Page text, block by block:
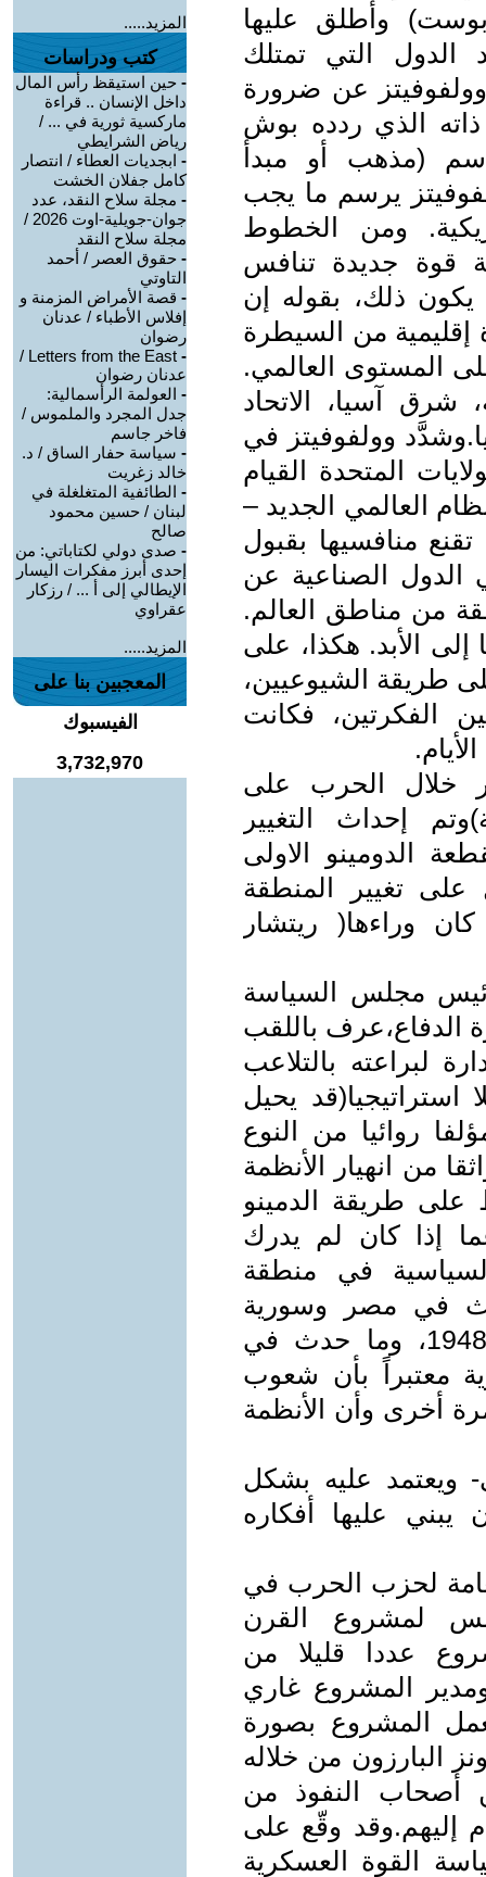
وأطلق عليها
الدول التي تمتلك
عن ضرورة
ذاته الذي ردده بوش
(مذهب أو مبدأ
راح بول وولفوفيتز يرسم ما يجب
ومن الخطوط
قوة جديدة تنافس
ذلك، بقوله إن
إقليمية من السيطرة
المستوى العالمي.
شرق آسيا، الاتحاد
وولفوفيتز في
المتحدة القيام
العالمي الجديد –
منافسيها بقبول
الدول الصناعية عن
من مناطق العالم.
الأبد. هكذا، على
طريقة الشيوعيين،
الفكرتين، فكانت
خلال الحرب على
إحداث التغيير
الدومينو الاولى
تغيير المنطقة
وراءها( ريتشار
مجلس السياسة
الدفاع،عرف باللقب
لبراعته بالتلاعب
استراتيجيا(قد يحيل
روائيا من النوع
من انهيار الأنظمة
طريقة الدمينو
إذا كان لم يدرك
في منطقة
في مصر وسورية
والعراق من انقلابات بعد نكبة عام1948، وما حدث في
معتبراً بأن شعوب
أخرى وأن الأنظمة
ويعتمد عليه بشكل
عليها أفكاره
لحزب الحرب في
لمشروع القرن
عددا قليلا من
المشروع غاري
تأسيسه عام 1997 يعمل المشروع بصورة
البارزون من خلاله
أصحاب النفوذ من
إليهم.وقد وقّع على
القوة العسكرية
المزيد.....
كتب ودراسات
- حين استيقظ رأس المال
داخل الإنسان .. قراءة
ماركسية ثورية في ... /
رياض الشرايطي
- ابجديات العطاء / انتصار
كامل جفلان الخشت
- مجلة سلاح النقد، عدد
جوان-جويلية-اوت 2026 /
مجلة سلاح النقد
- حقوق العصر / أحمد
التاوتي
- قصة الأمراض المزمنة و
إفلاس الأطباء / عدنان
رضوان
-
Letters from the East /
عدنان رضوان
- العولمة الرأسمالية:
جدل المجرد والملموس /
فاخر جاسم
- سياسة حفار الساق / د.
خالد زغريت
- الطائفية المتغلغلة في
لبنان / حسين محمود
صالح
- صدى دولي لكتاباتي: من
إحدى أبرز مفكرات اليسار
الإيطالي إلى أ ... / رزكار
عقراوي
المزيد.....
المعجبين بنا على
الفيسبوك
3,732,970